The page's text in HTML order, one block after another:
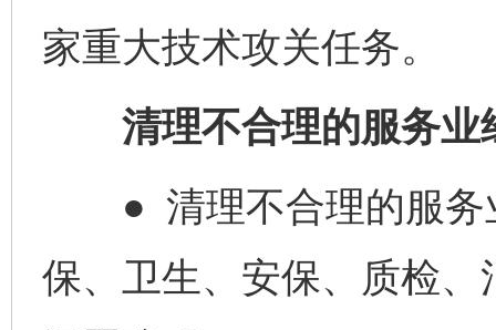
家重大技术攻关任务。
清理不合理的服务业
● 清理不合理的服务
保、卫生、安保、质检